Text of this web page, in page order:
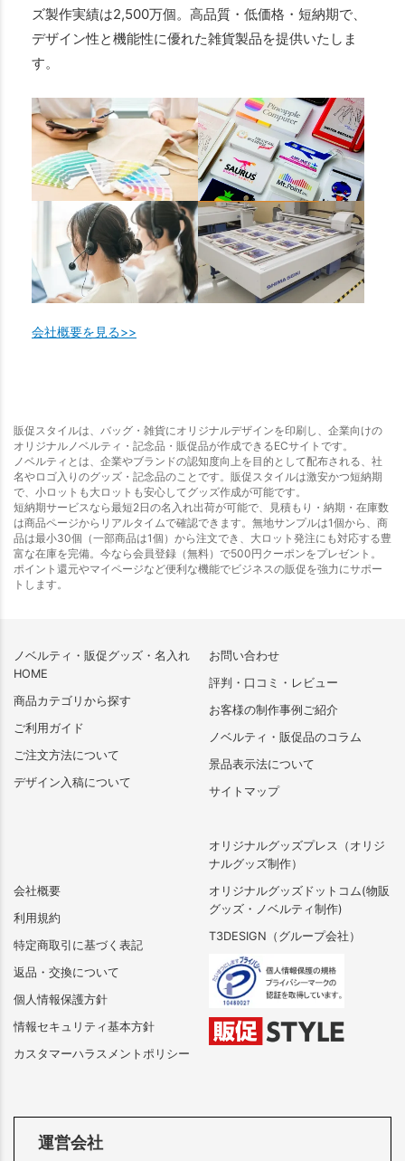
ズ製作実績は2,500万個。高品質・低価格・短納期で、
デザイン性と機能性に優れた雑貨製品を提供いたしま
す。
会社概要を見る>>
販促スタイルは、バッグ・雑貨にオリジナルデザインを印刷し、企業向けの
オリジナルノベルティ・記念品・販促品が作成できるECサイトです。
ノベルティとは、企業やブランドの認知度向上を目的として配布される、社
名やロゴ入りのグッズ・記念品のことです。販促スタイルは激安かつ短納期
で、小ロットも大ロットも安心してグッズ作成が可能です。
短納期サービスなら最短2日の名入れ出荷が可能で、見積もり・納期・在庫数
は商品ページからリアルタイムで確認できます。無地サンプルは1個から、商
品は最小30個（一部商品は1個）から注文でき、大ロット発注にも対応する豊
富な在庫を完備。今なら会員登録（無料）で500円クーポンをプレゼント。
ポイント還元やマイページなど便利な機能でビジネスの販促を強力にサポー
トします。
ノベルティ・販促グッズ・名入れ
HOME
商品カテゴリから探す
ご利用ガイド
ご注文方法について
デザイン入稿について
会社概要
利用規約
特定商取引に基づく表記
返品・交換について
個人情報保護方針
情報セキュリティ基本方針
カスタマーハラスメントポリシー
お問い合わせ
評判・口コミ・レビュー
お客様の制作事例ご紹介
ノベルティ・販促品のコラム
景品表示法について
サイトマップ
オリジナルグッズプレス（オリジ
ナルグッズ制作）
オリジナルグッズドットコム(物販
グッズ・ノベルティ制作)
T3DESIGN（グループ会社）
運営会社